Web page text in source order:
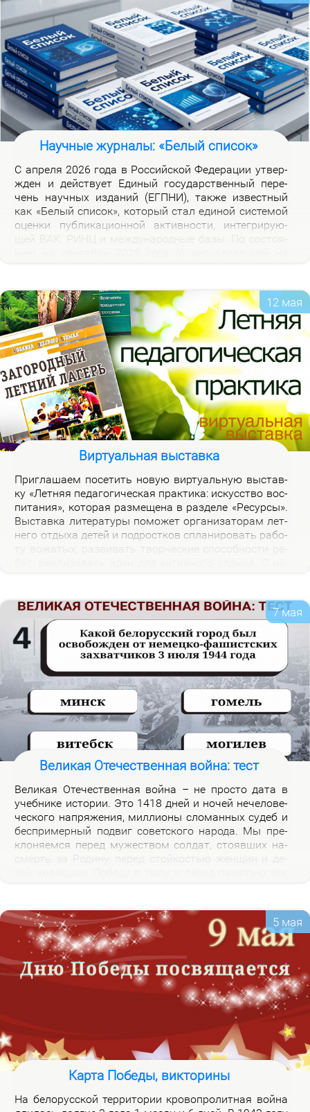
Научные журналы: «Белый список»
С ап­ре­ля 2026 го­да в Рос­сий­ской Фе­де­ра­ции утвер­
жден и дей­ству­ет Еди­ный го­судар­ствен­ный пе­ре­
чень на­уч­ных из­да­ний (ЕГПНИ), так­же из­вест­ный
как «Бе­лый спи­сок», ко­то­рый стал еди­ной си­сте­мой
оцен­ки пуб­ли­ка­ци­он­ной ак­тив­но­сти, ин­те­гри­ру­ю­
12 мая
Виртуальная выставка
При­гла­ша­ем по­се­тить но­вую вир­ту­аль­ную вы­став­
ку «Лет­няя пе­да­го­ги­че­ская прак­ти­ка: ис­кус­ство вос­
пи­та­ния», ко­то­рая раз­ме­ще­на в раз­де­ле «Ре­сур­сы».
Вы­став­ка ли­те­ра­ту­ры по­мо­жет ор­га­ни­за­то­рам лет­
не­го от­ды­ха де­тей и под­рост­ков спла­ни­ро­вать ра­бо­
вер­си­те­та.
7 мая
Великая Отечественная война: тест
Ве­ли­кая Оте­че­ствен­ная вой­на – не про­сто да­та в
учеб­ни­ке ис­то­рии. Это 1418 дней и но­чей нече­ло­ве­
че­ско­го на­пря­же­ния, мил­ли­о­ны сло­ман­ных су­деб и
бес­при­мер­ный по­двиг со­вет­ско­го на­ро­да. Мы пре­
кло­ня­ем­ся пе­ред му­же­ством сол­дат, сто­яв­ших на­
ям.
5 мая
Карта Победы, викторины
На бе­ло­рус­ской тер­ри­то­рии кро­во­про­лит­ная вой­на